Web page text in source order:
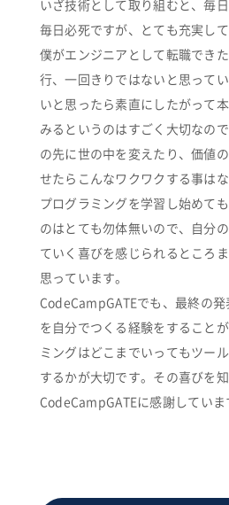
いざ技術として取り組むと、毎
毎日必死ですが、とても充実して
僕がエンジニアとして転職でき
行、一回きりではないと思って
いと思ったら素直にしたがって
みるというのはすごく大切なの
の先に世の中を変えたり、価値
せたらこんなワクワクする事は
プログラミングを学習し始めて
のはとても勿体無いので、自分
ていく喜びを感じられるところ
思っています。
CodeCampGATEでも、最終の
を自分でつくる経験をすること
ミングはどこまでいってもツー
するかが大切です。その喜びを
CodeCampGATEに感謝していま